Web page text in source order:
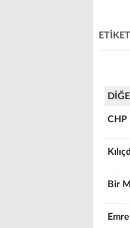
CHP
Bir